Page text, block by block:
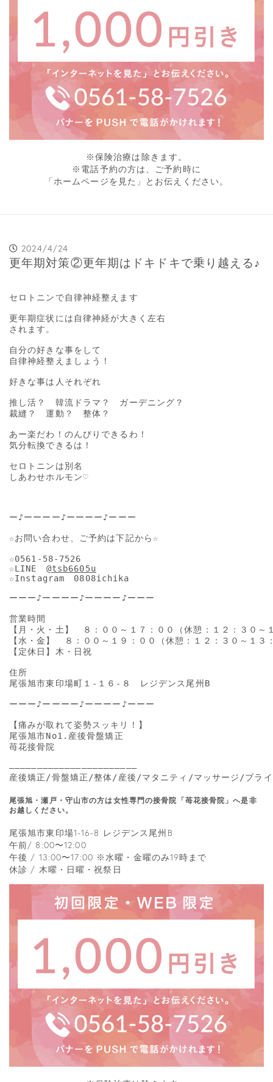
※保険治療は除きます。
※電話予約の方は、ご予約時に
「ホームページを見た」とお伝えください。
2024/4/24
更年期対策②更年期はドキドキで乗り越える♪
セロトニンで自律神経整えます
更年期症状には自律神経が大きく左右
されます。
自分の好きな事をして
自律神経整えましょう！
好きな事は人それぞれ
推し活？　韓流ドラマ？　ガーデニング？
裁縫？　運動？　整体？
あー楽だわ！のんびりできるわ！
気分転換できるは！
セロトニンは別名
しあわせホルモン♡
ー♪ーーーー♪ーーーー♪ーーー
☆お問い合わせ、ご予約は下記から☆
☆0561-58-7526
☆LINE @tsb6605u
☆Instagram　0808ichika
ーーー♪ーーーー♪ーーーー♪ーーー
営業時間
【月・火・土】　８：００～１７：００（休憩：１２：３０～
【水・金】　８：００～１９：００（休憩：１２：３０～１３
【定休日】木・日祝
住所
尾張旭市東印場町１-１６-８　レジデンス尾州B
ーーー♪ーーーー♪ーーーー♪ーーー
【痛みが取れて姿勢スッキリ！】
尾張旭市No1.産後骨盤矯正
苺花接骨院
―――――――――――――――――――――――
産後矯正/骨盤矯正/整体/産後/マタニティ/マッサージ/ブラ
尾張旭・瀬戸・守山市の方は女性専門の接骨院「苺花接骨院」へ是非
お越しください。
尾張旭市東印場1-16-8 レジデンス尾州B
午前/ 8:00〜12:00
午後 / 13:00〜17:00 ※水曜・金曜のみ19時まで
休診 / 木曜・日曜・祝祭日